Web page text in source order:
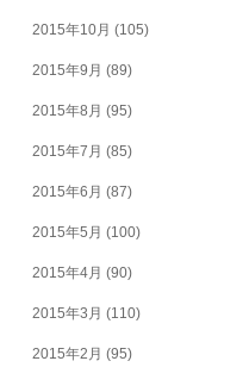
2015年10月 (105)
2015年9月 (89)
2015年8月 (95)
2015年7月 (85)
2015年6月 (87)
2015年5月 (100)
2015年4月 (90)
2015年3月 (110)
2015年2月 (95)